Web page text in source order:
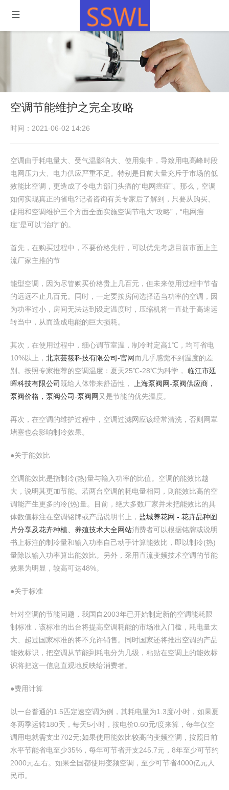
空调节能维护之完全攻略
时间：2021-06-02 14:26
空调由于耗电量大、受气温影响大、使用集中，导致用电高峰时段
电网压力大、电力供应严重不足。特别是目前大量充斥于市场的低
效能比空调，更造成了令电力部门头痛的“电网癌症”。那么，空调
如何实现真正的省电?记者咨询有关专家后了解到，只要从购买、
使用和空调维护三个方面全面实施空调节电大“攻略”，“电网癌
症”是可以“治疗”的。
首先，在购买过程中，不要价格先行，可以优先考虑目前市面上主
流厂家主推的节
能型空调，因为尽管购买价格贵上几百元，但未来使用过程中节省
的远远不止几百元。同时，一定要按房间选择适当功率的空调，因
为功率过小，房间无法达到设定温度时，压缩机将一直处于高速运
转当中，从而造成电能的巨大损耗。
其次，在使用过程中，细心调节室温，制冷时定高1℃，均可省电
10%以上， 北京芸筱科技有限公司-官网而几乎感觉不到温度的差
别。按照专家推荐的空调温度：夏天25℃-28℃为科学， 临江市廷
晖科技有限公司 既给人体带来舒适性，
上海泵阀网-泵阀供应商，
泵阀价格，泵阀公司-泵阀网 又是节能的优先温度。
再次，在空调的维护过程中，空调过滤网应该经常清洗，否则网罩
堵塞也会影响制冷效果。
●关于能效比
空调能效比是指制冷(热)量与输入功率的比值。空调的能效比越
大，说明其更加节能。若两台空调的耗电量相同，则能效比高的空
调能产生更多的冷(热)量。目前，绝大多数厂家并未把能效比的具
体数值标注在空调铭牌或产品说明书上， 盐城养花网 - 花卉品种图
片分享及花卉种植、养殖技术大全网站消费者可以根据铭牌或说明
书上标注的制冷量和输入功率自己动手计算能效比，即以制冷(热)
量除以输入功率算出能效比。另外，采用直流变频技术空调的节能
效果为明显，较高可达48%。
●关于标准
针对空调的节能问题，我国自2003年已开始制定新的空调能耗限
制标准，该标准的出台将提高空调耗能的市场准入门槛，耗电量太
大、超过国家标准的将不允许销售。同时国家还将推出空调的产品
能效标识，把空调从节能到耗电分为几级，粘贴在空调上的能效标
识将把这一信息直观地反映给消费者。
●费用计算
以一台普通的1.5匹定速空调为例，其耗电量为1.3度/小时，如果夏
冬两季运转180天，每天5小时，按电价0.60元/度来算，每年仅空
调用电就需支出702元;如果使用能效比较高的变频空调，按照目前
水平节能省电至少35%，每年可节省开支245.7元，8年至少可节约
2000元左右。如果全国都使用变频空调，至少可节省4000亿元人
民币。